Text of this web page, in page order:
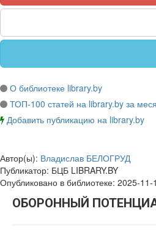
О библиотеке library.by
ТОП-100 статей на library.by за
Добавить публикацию на library.by
Автор(ы): Владислав БЕЛОГРУД
Публикатор: БЦБ LIBRARY.BY
Опубликовано в библиотеке: 2025-11-
ОБОРОННЫЙ